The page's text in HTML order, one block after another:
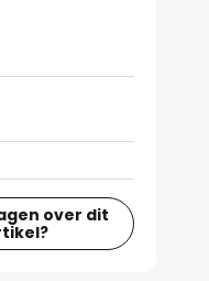
over dit